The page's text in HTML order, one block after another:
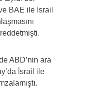
BAE ile İsrail
reddetmişti.
ABD’nin ara
İsrail ile